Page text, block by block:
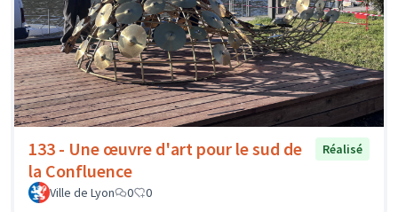
133 - Une œuvre d'art pour le sud de
la Confluence
Réalisé
Ville de Lyon 0 0